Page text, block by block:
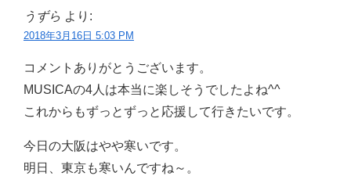
うずら より:
2018年3月16日 5:03 PM
コメントありがとうございます。
MUSICAの4人は本当に楽しそうでしたよね^^
これからもずっとずっと応援して行きたいです。
今日の大阪はやや寒いです。
明日、東京も寒いんですね～。